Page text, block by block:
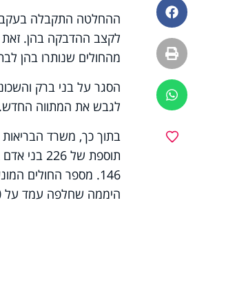
פייסבוק
הדפסה
ווטסאפ
ההחלטה התקבלה
לקצב ההדבקה בהן. זאת
מהחולים שנותרו בהן
לגבש את המתווה החדש.
היממה שחלפה עמד על 10,010.